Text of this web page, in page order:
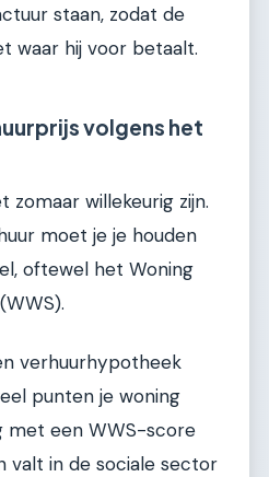
staan, zodat de
waar hij voor betaalt.
volgens het
zomaar willekeurig zijn.
moet je je houden
oftewel het Woning
verhuurhypotheek
punten je woning
met een WWS-score
valt in de sociale sector